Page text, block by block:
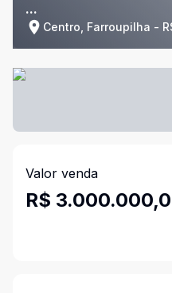
...
Centro, Farroupilha -
Valor venda
R$